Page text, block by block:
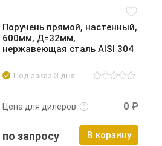
Поручень прямой, настенный,
600мм, Д=32мм,
нержавеющая сталь AISI 304
Под заказ 3 дня
Цена для дилеров
Подробнее Войти
0 ₽
по запросу В корзину